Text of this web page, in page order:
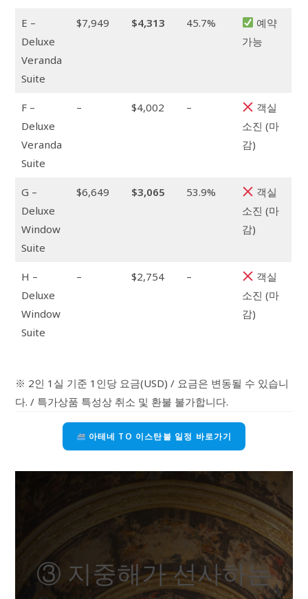
E –
Deluxe
Veranda
Suite
$7,949 $4,313 45.7%
예약
가능
F –
Deluxe
Veranda
Suite
– $4,002 –
객실
소진 (마
감)
G –
Deluxe
Window
Suite
$6,649 $3,065 53.9%
객실
소진 (마
감)
H –
Deluxe
Window
Suite
– $2,754 –
객실
소진 (마
감)
※ 2인 1실 기준 1인당 요금(USD) / 요금은 변동될 수 있습니
다. / 특가상품 특성상 취소 및 환불 불가합니다.
아테네 TO 이스탄불 일정 바로가기
③ 지중해가 선사하는